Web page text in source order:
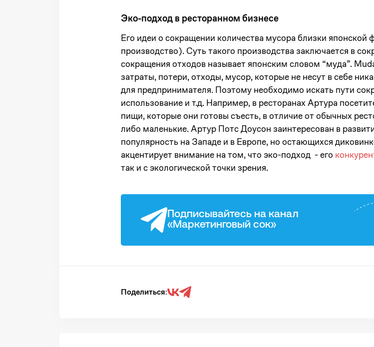
Эко-подход в ресторанном бизнесе
Его идеи о сокращении количества мусора близки
производство). Суть такого производства заключается в
сокращения отходов называет японским словом “муда”.
затраты, потери, отходы, мусор, которые не несут в себе
для предпринимателя. Поэтому необходимо искать пути
использование и т.д. Например, в ресторанах Артура
пищи, которые они готовы съесть, в отличие от обычных
либо маленькие. Артур Потс Доусон заинтересован в
популярность на Западе и в Европе, но остающихся
акцентирует внимание на том, что эко-подход - его
так и с экологической точки зрения.
Подписывайтесь на канал
«Маркетинговый сок»
Поделиться: